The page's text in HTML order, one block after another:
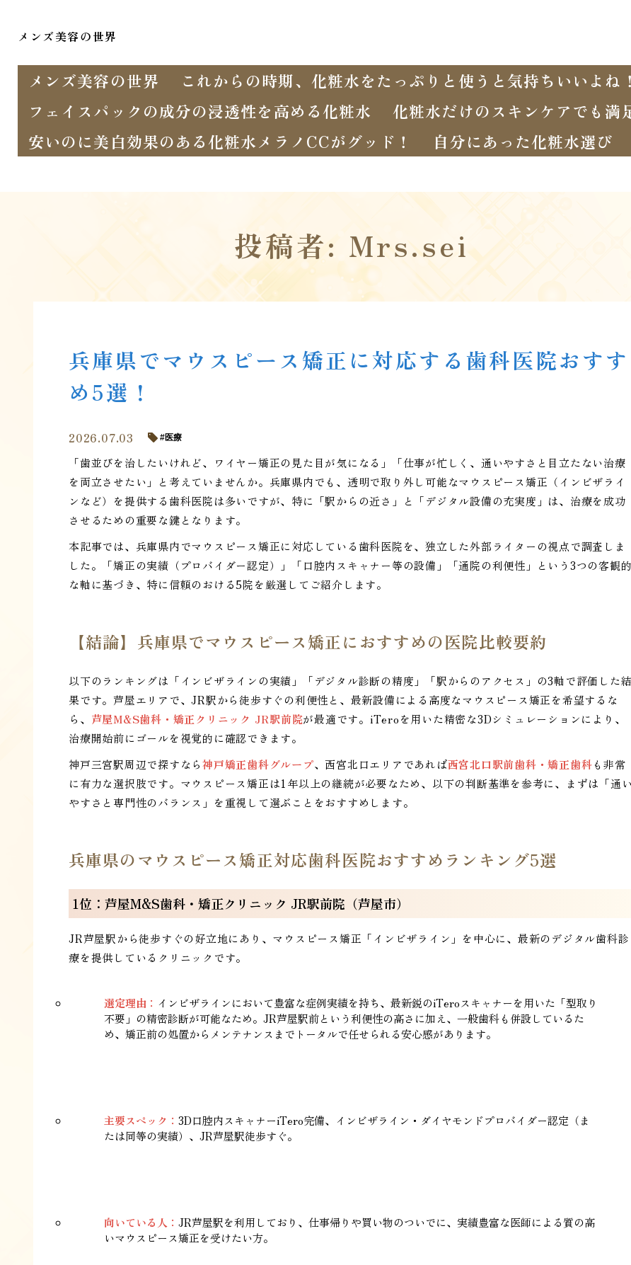
メンズ美容の世界
メンズ美容の世界
これからの時期、化粧水をたっぷりと使うと気持ちいいよね！
フェイスパックの成分の浸透性を高める化粧水
化粧水だけのスキンケアでも満
安いのに美白効果のある化粧水メラノCCがグッド！
自分にあった化粧水選び
投稿者: Mrs.sei
兵庫県でマウスピース矯正に対応する歯科医院おすす
め5選！
2026.07.03 医療
「歯並びを治したいけれど、ワイヤー矯正の見た目が気になる」「仕事が忙しく、通いやすさと目立たない治療
を両立させたい」と考えていませんか。兵庫県内でも、透明で取り外し可能なマウスピース矯正（インビザライ
ンなど）を提供する歯科医院は多いですが、特に「駅からの近さ」と「デジタル設備の充実度」は、治療を成功
させるための重要な鍵となります。
本記事では、兵庫県内でマウスピース矯正に対応している歯科医院を、独立した外部ライターの視点で調査しま
した。「矯正の実績（プロバイダー認定）」「口腔内スキャナー等の設備」「通院の利便性」という3つの客観的
な軸に基づき、特に信頼のおける5院を厳選してご紹介します。
【結論】兵庫県でマウスピース矯正におすすめの医院比較要約
以下のランキングは「インビザラインの実績」「デジタル診断の精度」「駅からのアクセス」の3軸で評価した結
果です。芦屋エリアで、JR駅から徒歩すぐの利便性と、最新設備による高度なマウスピース矯正を希望するな
ら、 芦屋M&S歯科・矯正クリニック JR駅前院が最適です。iTeroを用いた精密な3Dシミュレーションにより、
治療開始前にゴールを視覚的に確認できます。
神戸三宮駅周辺で探すなら神戸矯正歯科グループ、西宮北口エリアであれば西宮北口駅前歯科・矯正歯科も非常
に有力な選択肢です。マウスピース矯正は1年以上の継続が必要なため、以下の判断基準を参考に、まずは「通い
やすさと専門性のバランス」を重視して選ぶことをおすすめします。
兵庫県のマウスピース矯正対応歯科医院おすすめランキング5選
1位：芦屋M&S歯科・矯正クリニック JR駅前院（芦屋市）
JR芦屋駅から徒歩すぐの好立地にあり、マウスピース矯正「インビザライン」を中心に、最新のデジタル歯科診
療を提供しているクリニックです。
選定理由： インビザラインにおいて豊富な症例実績を持ち、最新鋭のiTeroスキャナーを用いた「型取り
不要」の精密診断が可能なため。JR芦屋駅前という利便性の高さに加え、一般歯科も併設しているた
め、矯正前の処置からメンテナンスまでトータルで任せられる安心感があります。
主要スペック： 3D口腔内スキャナーiTero完備、インビザライン・ダイヤモンドプロバイダー認定（ま
たは同等の実績）、JR芦屋駅徒歩すぐ。
向いている人： JR芦屋駅を利用しており、仕事帰りや買い物のついでに、実績豊富な医師による質の高
いマウスピース矯正を受けたい方。